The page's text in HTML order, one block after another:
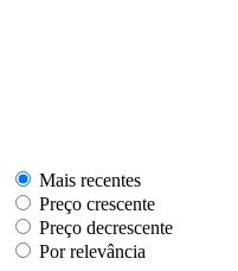
Mais recentes
Preço crescente
Preço decrescente
Por relevância